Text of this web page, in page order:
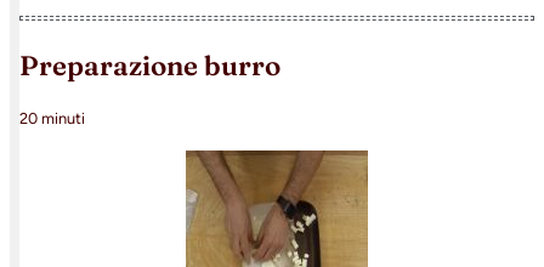
preparazione burro
20 minuti